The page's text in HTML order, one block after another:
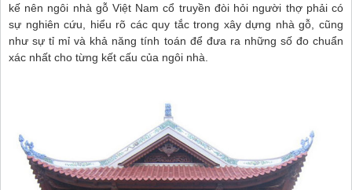
kế nên ngôi nhà gỗ Việt Nam cổ truyền đòi hỏi người thợ phải có
sự nghiên cứu, hiểu rõ các quy tắc trong xây dựng nhà gỗ, cũng
như sự tỉ mỉ và khả năng tính toán để đưa ra những số đo chuẩn
xác nhất cho từng kết cấu của ngôi nhà.